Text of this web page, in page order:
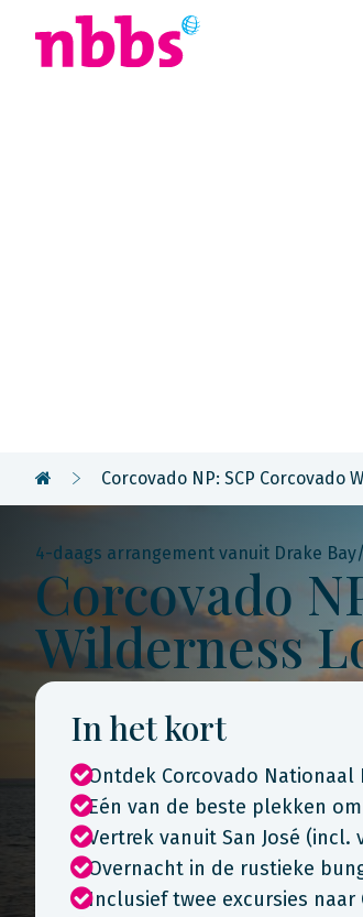
Corcovado NP: SCP Corcovado
4-daags arrangement vanuit Drake
Corcovado
Wilderness
In het kort
Ontdek Corcovado Nationaal
Eén van de beste plekken
Vertrek vanuit San José (incl.
Overnacht in de rustieke
Inclusief twee excursies naar